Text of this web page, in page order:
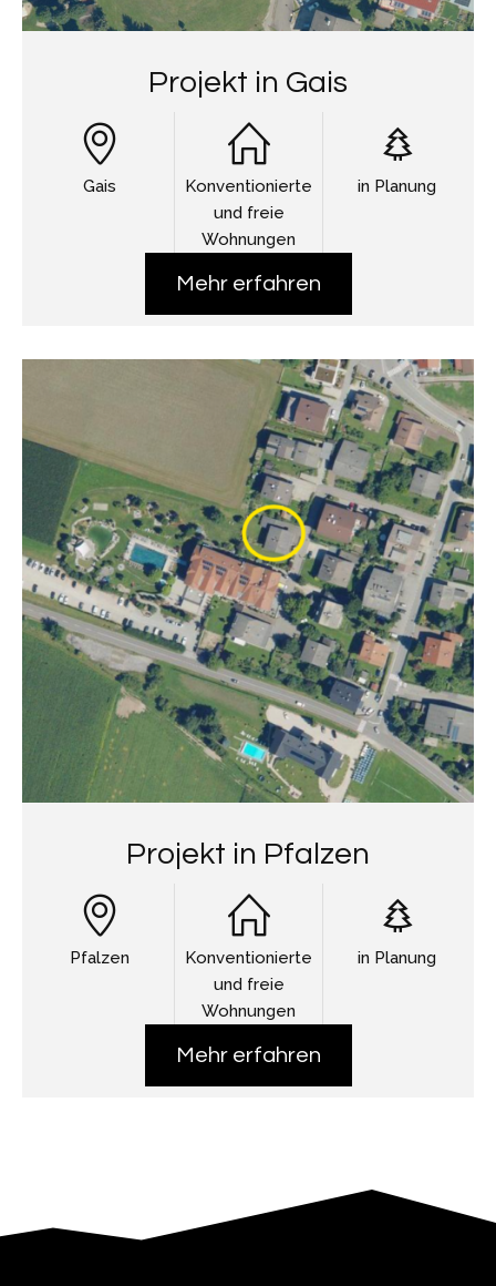
Projekt in Gais
Gais
Konventionierte
und freie
Wohnungen
in Planung
Mehr erfahren
Projekt in Pfalzen
Pfalzen
Konventionierte
und freie
Wohnungen
in Planung
Mehr erfahren